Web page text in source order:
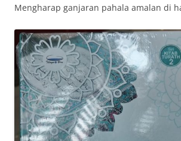
Mengharap ganjaran pahala amalan di